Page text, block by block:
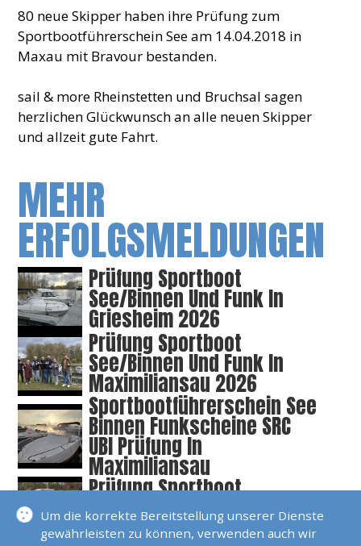
80 neue Skipper haben ihre Prüfung zum
Sportbootführerschein See am 14.04.2018 in
Maxau mit Bravour bestanden.
sail & more Rheinstetten und Bruchsal sagen
herzlichen Glückwunsch an alle neuen Skipper
und allzeit gute Fahrt.
MEHR
ERFOLGSMELDUNGEN
Prüfung Sportboot
See/Binnen Und Funk In
Griesheim 2026
Prüfung Sportboot
See/Binnen Und Funk In
Maximiliansau 2026
Sportbootführerschein See
Binnen Funkscheine SRC
UBI Prüfung In
Maximiliansau
Prüfung Sportboot
See/Binnen Und Funk In
Griesheim
Um die korrekte Bereitstellung unserer Dienste
gewährleisten zu können, verwenden auch wir